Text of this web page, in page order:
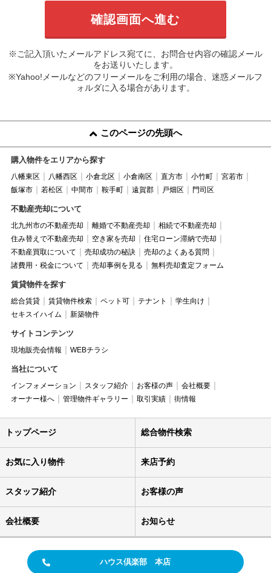
※ご記入頂いたメールアドレス宛てに、お問合せ内容の確認メール
をお送りいたします。
※Yahoo!メールなどのフリーメールをご利用の場合、迷惑メールフ
ォルダに入る場合があります。
このページの先頭へ
購入物件をエリアから探す
八幡東区 八幡西区 小倉北区 小倉南区 直方市 小竹町
宮若市
飯塚市
若松区 中間市 鞍手町 遠賀郡 戸畑区 門司区
不動産売却について
北九州市の不動産売却 離婚で不動産売却
相続で不動産売却
住み替えで不動産売却
空き家を売却
住宅ローン滞納で売却
不動産買取について
売却成功の秘訣
売却のよくある質問
諸費用・税金について
売却事例を見る 無料売却査定フォーム
賃貸物件を探す
総合賃貸 賃貸物件検索 ペット可 テナント
学生向け
セキスイハイム
新築物件
サイトコンテンツ
現地販売会情報 WEBチラシ
当社について
インフォメーション スタッフ紹介 お客様の声
会社概要
オーナー様へ
管理物件ギャラリー 取引実績 街情報
トップページ 総合物件検索
お気に入り物件 来店予約
スタッフ紹介 お客様の声
会社概要 お知らせ
ハウス倶楽部 本店